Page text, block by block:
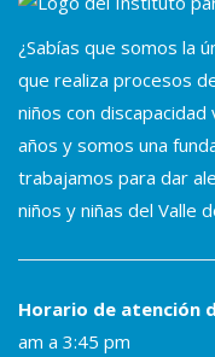
¿Sabías que somos la
que realiza procesos
niños con discapacidad
años y somos una
trabajamos para dar
niños y niñas del Valle
Horario de atención
am a 3:45 pm